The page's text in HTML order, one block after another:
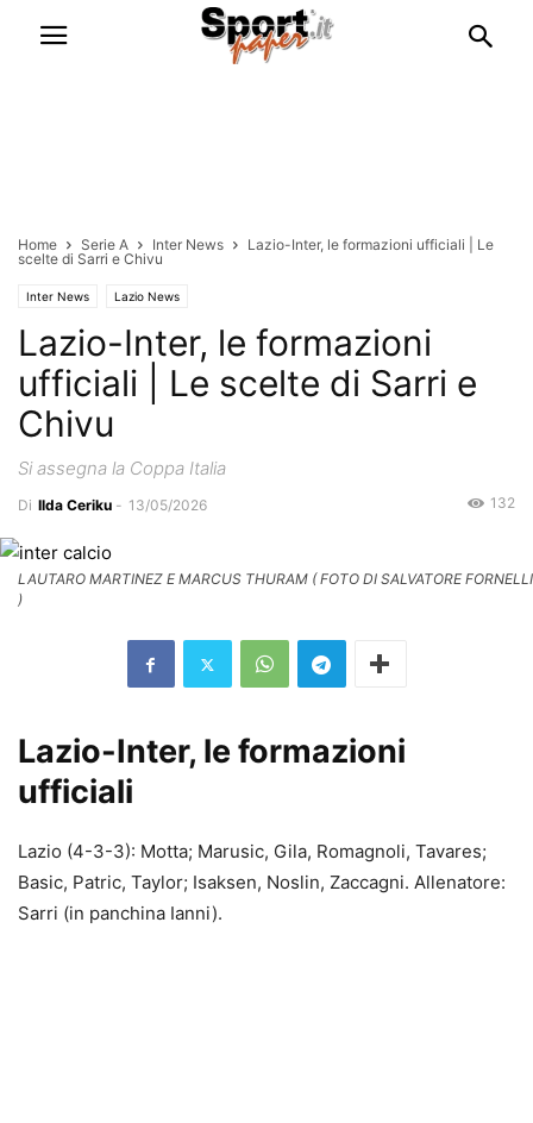
Home Serie A Inter News
Lazio-Inter, le formazioni ufficiali | Le
scelte di Sarri e Chivu
Inter News Lazio News
Lazio-Inter, le formazioni
ufficiali | Le scelte di Sarri e
Chivu
Si assegna la Coppa Italia
Di Ilda Ceriku - 13/05/2026 132
LAUTARO MARTINEZ E MARCUS THURAM ( FOTO DI SALVATORE FORNELLI
)
Lazio-Inter, le formazioni
ufficiali
Lazio (4-3-3): Motta; Marusic, Gila, Romagnoli, Tavares;
Basic, Patric, Taylor; Isaksen, Noslin, Zaccagni. Allenatore:
Sarri (in panchina Ianni).